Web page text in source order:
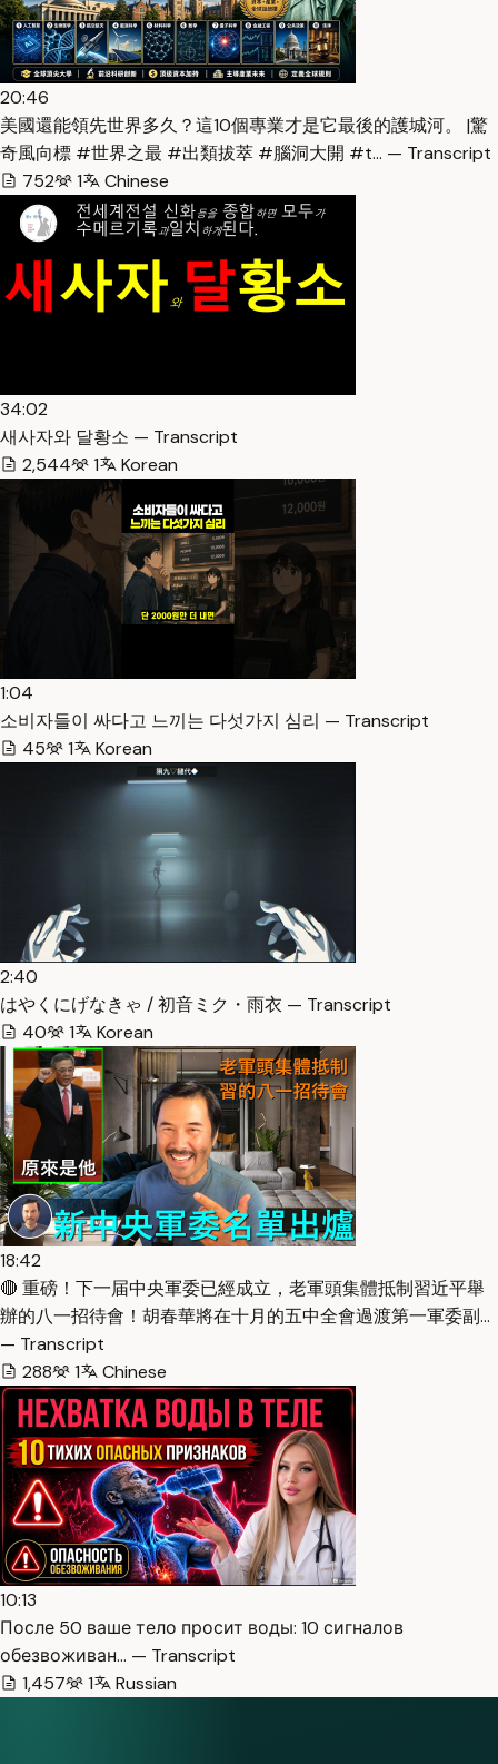
20:46
美國還能領先世界多久？這10個專業才是它最後的護城河。 |驚
奇風向標 #世界之最 #出類拔萃 #腦洞大開 #t… — Transcript
752
1 Chinese
34:02
새사자와 달황소 — Transcript
2,544
1 Korean
1:04
소비자들이 싸다고 느끼는 다섯가지 심리 — Transcript
45
1 Korean
2:40
はやくにげなきゃ / 初音ミク・雨衣 — Transcript
40
1 Korean
18:42
🔴 重磅！下一届中央軍委已經成立，老軍頭集體抵制習近平舉
辦的八一招待會！胡春華將在十月的五中全會過渡第一軍委副…
— Transcript
288
1 Chinese
10:13
После 50 ваше тело просит воды: 10 сигналов
обезвоживан… — Transcript
1,457
1 Russian